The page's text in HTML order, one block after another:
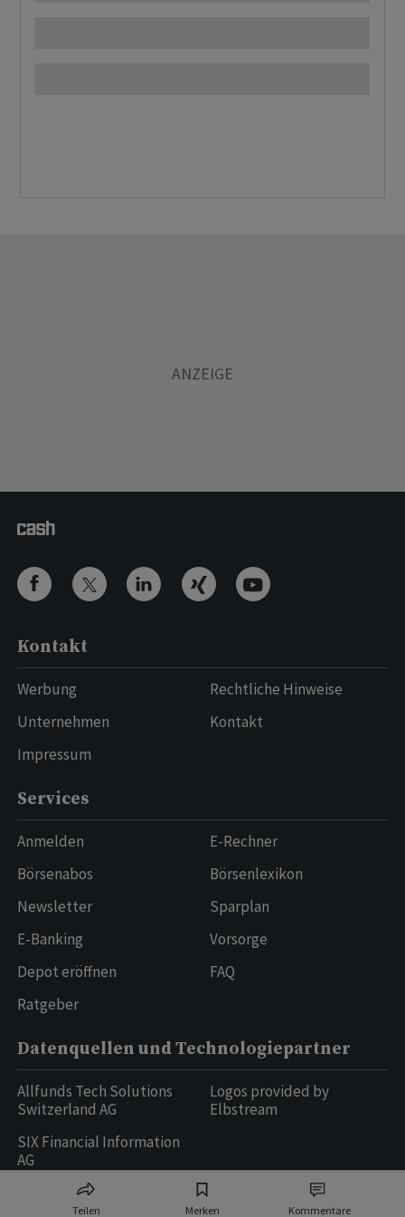
Teilen Merken Kommentare
Kontakt
Werbung
Unternehmen
Impressum
Rechtliche Hinweise
Kontakt
Services
Anmelden
Börsenabos
Newsletter
E-Banking
Depot eröffnen
Ratgeber
E-Rechner
Börsenlexikon
Sparplan
Vorsorge
FAQ
Datenquellen und Technologiepartner
Allfunds Tech Solutions
Switzerland AG
SIX Financial Information
AG
Logos provided by
Elbstream